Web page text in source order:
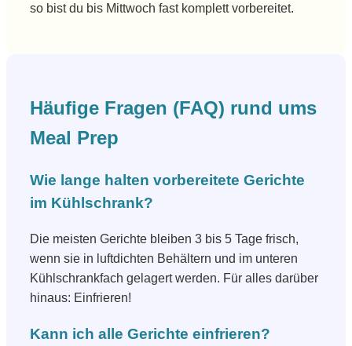
so bist du bis Mittwoch fast komplett vorbereitet.
Häufige Fragen (FAQ) rund ums
Meal Prep
Wie lange halten vorbereitete Gerichte
im Kühlschrank?
Die meisten Gerichte bleiben 3 bis 5 Tage frisch,
wenn sie in luftdichten Behältern und im unteren
Kühlschrankfach gelagert werden. Für alles darüber
hinaus: Einfrieren!
Kann ich alle Gerichte einfrieren?